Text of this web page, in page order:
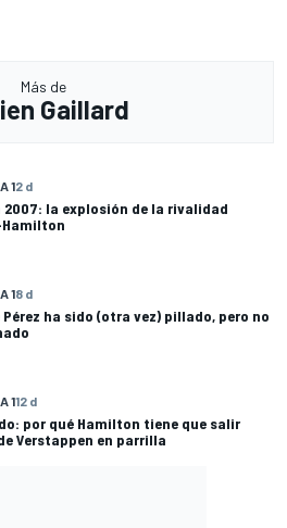
Más de
Gaillard
12 d
2007: la explosión de la rivalidad
18 d
Pérez ha sido (otra vez) pillado, pero no
112 d
por qué Hamilton tiene que salir
Verstappen en parrilla